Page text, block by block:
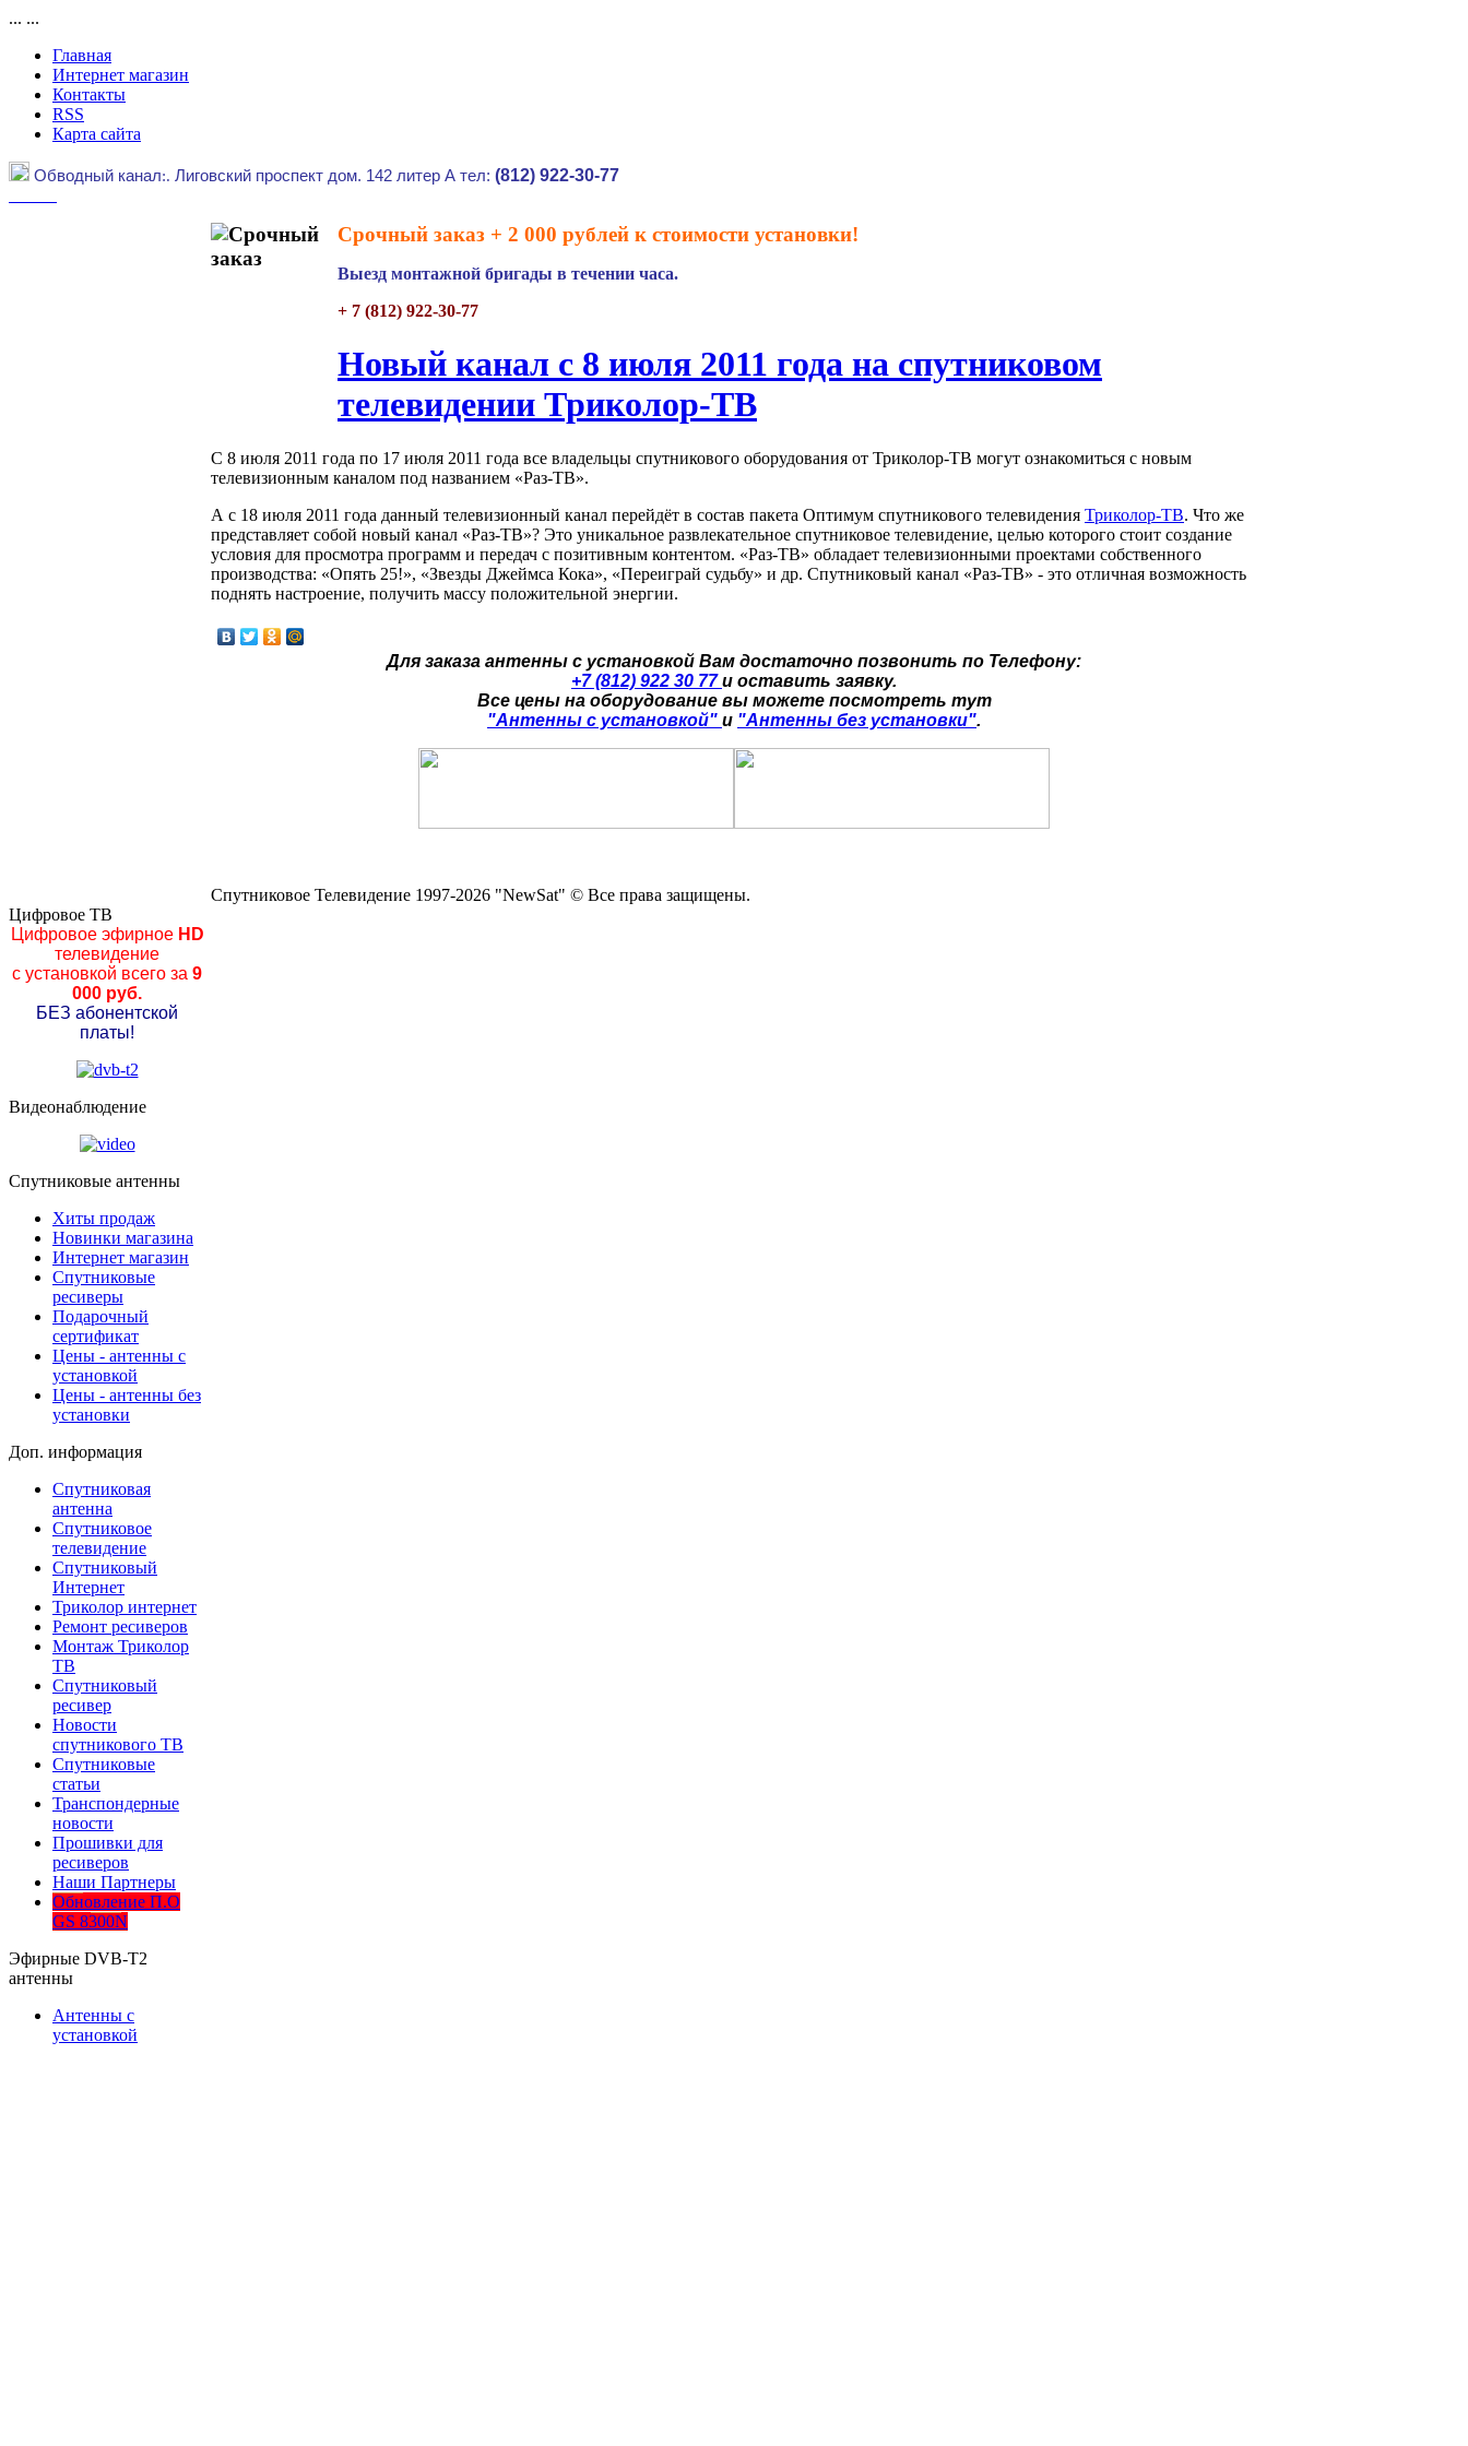
... ...
Главная
Интернет магазин
Контакты
RSS
Карта сайта
Обводный канал:. Лиговский проспект дом. 142 литер А тел: (812) 922-30-77
Срочный заказ + 2 000 рублей к стоимости установки!
Выезд монтажной бригады в течении часа.
+ 7 (812) 922-30-77
Новый канал с 8 июля 2011 года на спутниковом
телевидении Триколор-ТВ
С 8 июля 2011 года по 17 июля 2011 года все владельцы спутникового оборудования от Триколор-ТВ могут ознакомиться с новым
телевизионным каналом под названием «Раз-ТВ».
А с 18 июля 2011 года данный телевизионный канал перейдёт в состав пакета Оптимум спутникового телевидения Триколор-ТВ. Что же
представляет собой новый канал «Раз-ТВ»? Это уникальное развлекательное спутниковое телевидение, целью которого стоит создание
условия для просмотра программ и передач с позитивным контентом. «Раз-ТВ» обладает телевизионными проектами собственного
производства: «Опять 25!», «Звезды Джеймса Кока», «Переиграй судьбу» и др. Спутниковый канал «Раз-ТВ» - это отличная возможность
поднять настроение, получить массу положительной энергии.
Для заказа антенны с установкой Вам достаточно позвонить по Телефону:
+7 (812) 922 30 77 и оставить заявку.
Все цены на оборудование вы можете посмотреть тут
"Антенны с установкой" и "Антенны без установки".
Спутниковое Телевидение 1997-2026 "NewSat" © Все права защищены.
Цифровое ТВ
Цифровое эфирноеHD
телевидение
с установкой всего за 9
000 руб.
БЕЗ абонентской
платы!
Видеонаблюдение
Спутниковые антенны
Хиты продаж
Новинки магазина
Интернет магазин
Спутниковые
ресиверы
Подарочный
сертификат
Цены - антенны с
установкой
Цены - антенны без
установки
Доп. информация
Спутниковая
антенна
Спутниковое
телевидение
Спутниковый
Интернет
Триколор интернет
Ремонт ресиверов
Монтаж Триколор
ТВ
Спутниковый
ресивер
Новости
спутникового ТВ
Спутниковые
статьи
Транспондерные
новости
Прошивки для
ресиверов
Наши Партнеры
Обновление П.О
GS 8300N
Эфирные DVB-T2
антенны
Антенны с
установкой